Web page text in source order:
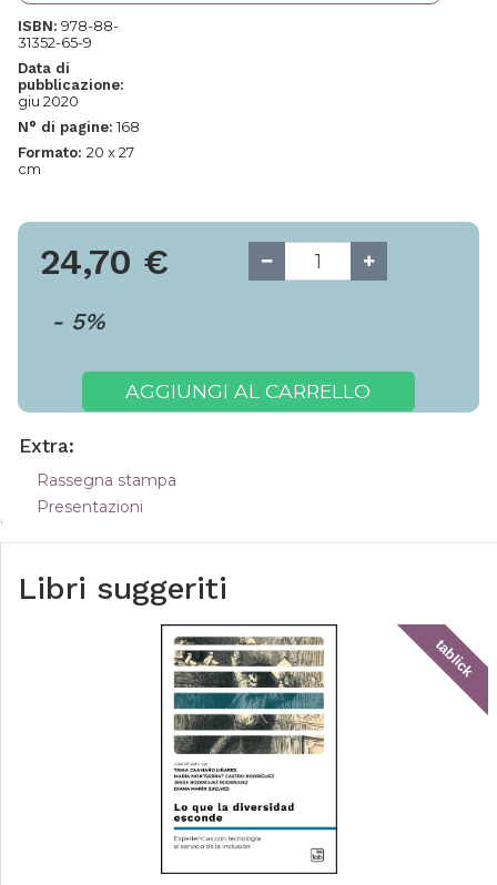
ISBN: 978-88-
31352-65-9
Data di
pubblicazione:
giu 2020
N° di pagine: 168
Formato: 20 x 27
cm
24,70 €
- 5%
AGGIUNGI AL CARRELLO
Extra:
Rassegna stampa
Presentazioni
Libri suggeriti
tablick